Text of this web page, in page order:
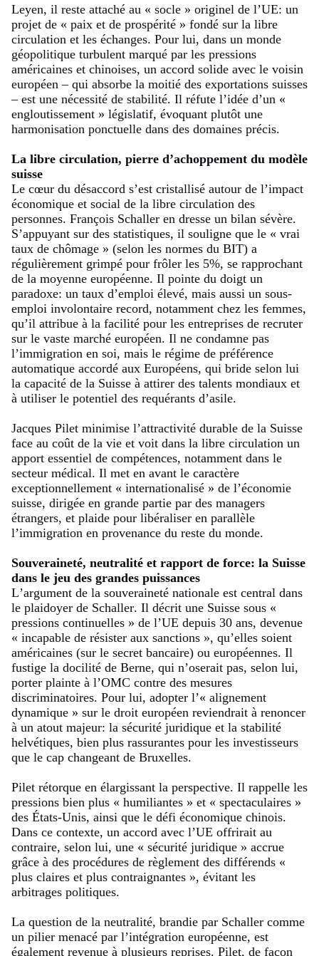
Leyen, il reste attaché au « socle » originel de l’UE: un
projet de « paix et de prospérité » fondé sur la libre
circulation et les échanges. Pour lui, dans un monde
géopolitique turbulent marqué par les pressions
américaines et chinoises, un accord solide avec le voisin
européen – qui absorbe la moitié des exportations suisses
– est une nécessité de stabilité. Il réfute l’idée d’un «
engloutissement » législatif, évoquant plutôt une
harmonisation ponctuelle dans des domaines précis.
La libre circulation, pierre d’achoppement du modèle
suisse
Le cœur du désaccord s’est cristallisé autour de l’impact
économique et social de la libre circulation des
personnes. François Schaller en dresse un bilan sévère.
S’appuyant sur des statistiques, il souligne que le « vrai
taux de chômage » (selon les normes du BIT) a
régulièrement grimpé pour frôler les 5%, se rapprochant
de la moyenne européenne. Il pointe du doigt un
paradoxe: un taux d’emploi élevé, mais aussi un sous-
emploi involontaire record, notamment chez les femmes,
qu’il attribue à la facilité pour les entreprises de recruter
sur le vaste marché européen. Il ne condamne pas
l’immigration en soi, mais le régime de préférence
automatique accordé aux Européens, qui bride selon lui
la capacité de la Suisse à attirer des talents mondiaux et
à utiliser le potentiel des requérants d’asile.
Jacques Pilet minimise l’attractivité durable de la Suisse
face au coût de la vie et voit dans la libre circulation un
apport essentiel de compétences, notamment dans le
secteur médical. Il met en avant le caractère
exceptionnellement « internationalisé » de l’économie
suisse, dirigée en grande partie par des managers
étrangers, et plaide pour libéraliser en parallèle
l’immigration en provenance du reste du monde.
Souveraineté, neutralité et rapport de force: la Suisse
dans le jeu des grandes puissances
L’argument de la souveraineté nationale est central dans
le plaidoyer de Schaller. Il décrit une Suisse sous «
pressions continuelles » de l’UE depuis 30 ans, devenue
« incapable de résister aux sanctions », qu’elles soient
américaines (sur le secret bancaire) ou européennes. Il
fustige la docilité de Berne, qui n’oserait pas, selon lui,
porter plainte à l’OMC contre des mesures
discriminatoires. Pour lui, adopter l’« alignement
dynamique » sur le droit européen reviendrait à renoncer
à un atout majeur: la sécurité juridique et la stabilité
helvétiques, bien plus rassurantes pour les investisseurs
que le cap changeant de Bruxelles.
Pilet rétorque en élargissant la perspective. Il rappelle les
pressions bien plus « humiliantes » et « spectaculaires »
des États-Unis, ainsi que le défi économique chinois.
Dans ce contexte, un accord avec l’UE offrirait au
contraire, selon lui, une « sécurité juridique » accrue
grâce à des procédures de règlement des différends «
plus claires et plus contraignantes », évitant les
arbitrages politiques.
La question de la neutralité, brandie par Schaller comme
un pilier menacé par l’intégration européenne, est
également revenue à plusieurs reprises. Pilet, de façon